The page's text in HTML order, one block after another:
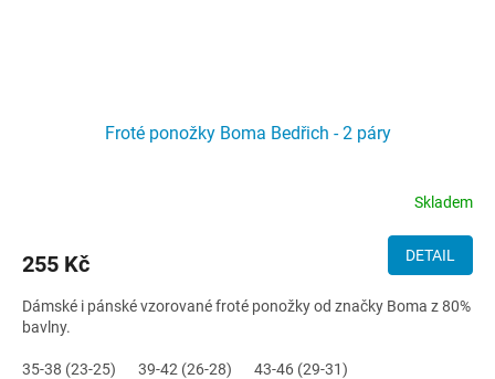
Froté ponožky Boma Bedřich - 2 páry
Skladem
255 Kč DETAIL
Dámské i pánské vzorované froté ponožky od značky Boma z 80%
bavlny.
35-38 (23-25) 39-42 (26-28) 43-46 (29-31)